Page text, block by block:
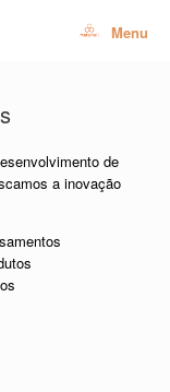
Menu
de
a inovação